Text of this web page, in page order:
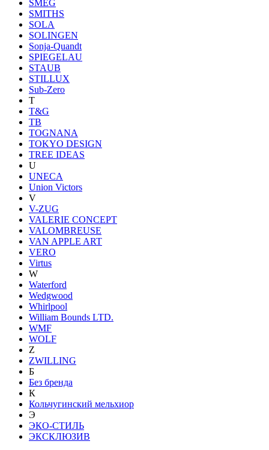
SMEG
SMITHS
SOLA
SOLINGEN
Sonja-Quandt
SPIEGELAU
STAUB
STILLUX
Sub-Zero
T
T&G
TB
TOGNANA
TOKYO DESIGN
TREE IDEAS
U
UNECA
Union Victors
V
V-ZUG
VALERIE CONCEPT
VALOMBREUSE
VAN APPLE ART
VERO
Virtus
W
Waterford
Wedgwood
Whirlpool
William Bounds LTD.
WMF
WOLF
Z
ZWILLING
Б
Без бренда
К
Кольчугинский мельхиор
Э
ЭКО-СТИЛЬ
ЭКСКЛЮЗИВ